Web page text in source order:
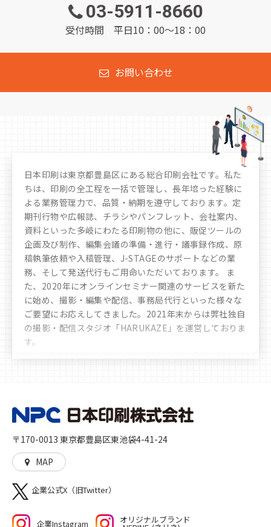
03-5911-8660
受付時間 平日10：00～18：00
お問い合わせ
日本印刷は東京都豊島区にある総合印刷会社です。私た
ちは、印刷の全工程を一括で管理し、長年培った経験に
よる業務管理力で、品質・納期を遵守しております。定
期刊行物や広報誌、チラシやパンフレット、会社案内、
資料といった多岐にわたる印刷物の他に、販促ツールの
企画及び制作、編集会議の準備・進行・議事録作成、原
稿執筆依頼や入稿管理、J-STAGEのサポートなどの業
務、そして発送代行もご用命いただいております。 ま
た、2020年にオンラインセミナー関連のサービスを新た
に始め、撮影・編集や配信、事務局代行といった様々な
ご要望にお応えしてきました。 2021年末からは弊社独自
の撮影・配信スタジオ「HARUKAZE」を運営しておりま
す。
豊富なノウハウや実績により、お客様へ多彩かつ最善な
選択肢のご提案をさせていただきます。時代の移り変わ
に、社会に、彩りを加えるとともに、想像や行動の機会
る「モノ」づくり、印刷物をきっかけとした新たな機会
や世界を生む「コト」づくりの両方をご提供いたしま
す。
〒170-0013 東京都豊島区東池袋4-41-24
MAP
企業公式X（旧Twitter）
企業Instagram オリジナルブランド